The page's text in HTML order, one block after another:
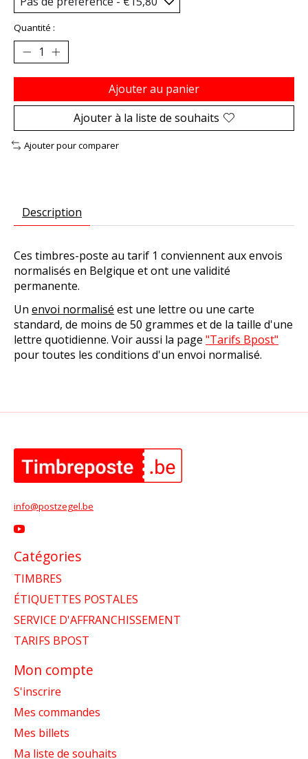
Quantité :
Ajouter au panier
Ajouter à la liste de souhaits
Ajouter pour comparer
Description
Ces timbres-poste au tarif 1 conviennent aux envois
normalisés en Belgique et ont une validité
permanente.
Un envoi normalisé est une lettre ou une carte
standard, de moins de 50 grammes et de la taille d'une
lettre quotidienne. Voir aussi la page "Tarifs Bpost"
pour toutes les conditions d'un envoi normalisé.
info@postzegel.be
Catégories
TIMBRES
ÉTIQUETTES POSTALES
SERVICE D'AFFRANCHISSEMENT
TARIFS BPOST
Mon compte
S'inscrire
Mes commandes
Mes billets
Ma liste de souhaits